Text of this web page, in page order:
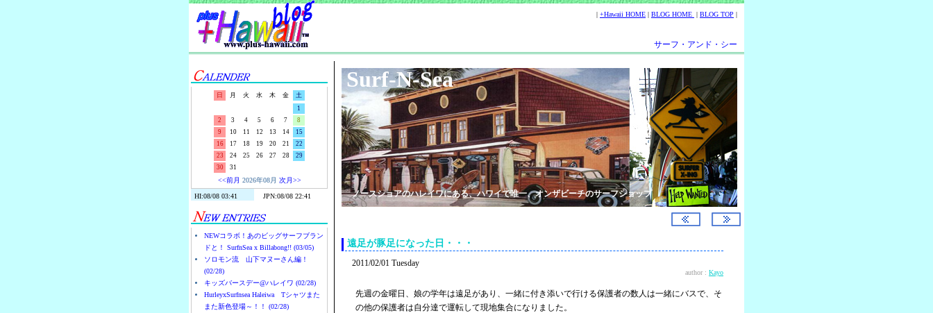
| +Hawaii HOME | BLOG HOME | BLOG TOP |
サーフ・アンド・シー
日 月 火 水 木 金
土
1
2
3 4 5 6 7
8
9
10 11 12 13 14
15
16
17 18 19 20 21
22
23
24 25 26 27 28
29
30
31
<<前月 2026年08月 次月>>
NEWコラボ！あのビッグサーフブラン
ドと！ SurfnSea x Billabong!! (03/05)
ソロモン流 山下マヌーさん編！
(02/28)
キッズバースデー@ハレイワ (02/28)
HurleyxSurfnsea Haleiwa Tシャツまた
また新色登場～！！ (02/28)
Surf-N-Sea
ノースショアのハレイワにある、ハワイで唯一、オンザビーチのサーフショップ
遠足が豚足になった日・・・
2011/02/01 Tuesday
author : Kayo
先週の金曜日、娘の学年は遠足があり、一緒に付き添いで行ける保護者の数人は一緒にバスで、そ
の他の保護者は自分達で運転して現地集合になりました。